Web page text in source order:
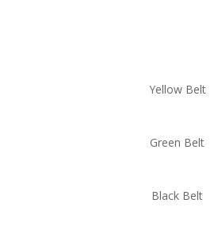
Yellow Belt
Green Belt
Black Belt